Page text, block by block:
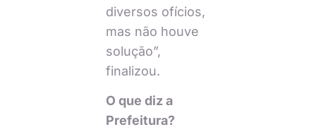
diversos ofícios,
mas não houve
solução”,
finalizou.
O que diz a
Prefeitura?